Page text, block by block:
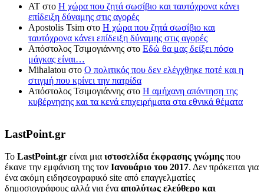
ΑΤ στο Η χώρα που ζητά σωσίβιο και ταυτόχρονα κάνει
επίδειξη δύναμης στις αγορές
Apostolis Tsim στο Η χώρα που ζητά σωσίβιο και
ταυτόχρονα κάνει επίδειξη δύναμης στις αγορές
Απόστολος Τσιμογιάννης στο Εδώ θα μας δείξει πόσο
μάγκας είναι…
Mihalatou στο Ο πολιτικός που δεν ελέγχθηκε ποτέ και η
στιγμή που κρίνει την πατρίδα
Απόστολος Τσιμογιάννης στο Η αμήχανη απάντηση της
κυβέρνησης και τα κενά επιχειρήματα στα εθνικά θέματα
LastPoint.gr
To LastPoint.gr είναι μια ιστοσελίδα έκφρασης γνώμης που
έκανε την εμφάνιση της τον Ιανουάριο του 2017. Δεν πρόκειται για
ένα ακόμη ειδησεογραφικό site από επαγγελματίες
δημοσιογράφους αλλά για ένα απολύτως ελεύθερο και